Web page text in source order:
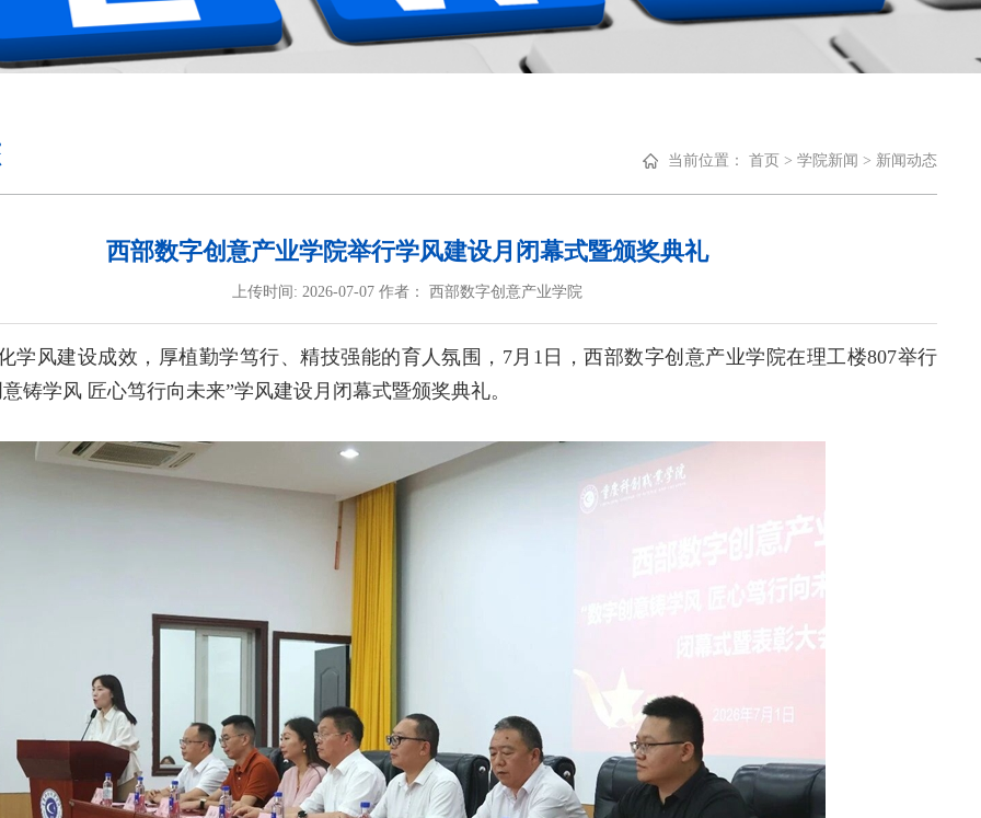
当前位置： 首页 > 学院新闻 > 新闻动态
西部数字创意产业学院举行学风建设月闭幕式暨颁奖典礼
上传时间: 2026-07-07 作者： 西部数字创意产业学院
学风建设成效，厚植勤学笃行、精技强能的育人氛围，7月1日，西部数字创意产业学院在理工楼807举行
铸学风 匠心笃行向未来”学风建设月闭幕式暨颁奖典礼。